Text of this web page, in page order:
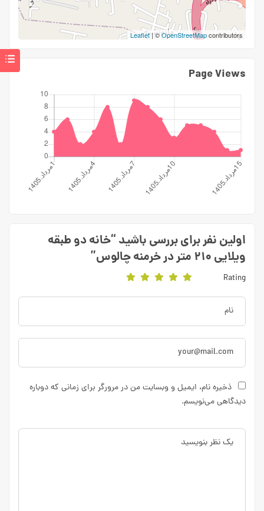
Leaflet| ©OpenStreetMapcontributors
Page Views
اولین نفر برای بررسی باشید “خانه دو طبقه
ویلایی ۲۱۰ متر در خرمنه چالوس”
Rating
ذخیره نام، ایمیل و وبسایت من در مرورگر برای زمانی که دوباره
دیدگاهی می‌نویسم.